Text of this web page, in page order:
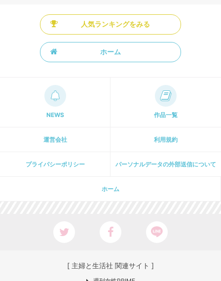
人気ランキングをみる
ホーム
NEWS 作品一覧
運営会社 利用規約
プライパシーポリシー パーソナルデータの外部送信について
ホーム
[ 主婦と生活社 関連サイト ]